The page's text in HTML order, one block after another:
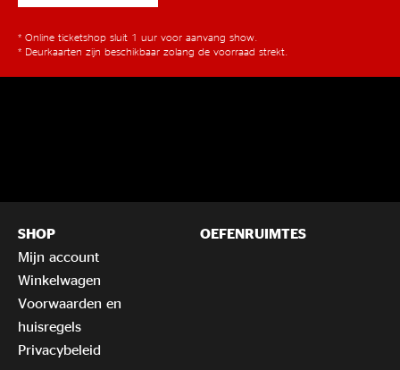
* Online ticketshop sluit 1 uur voor aanvang show.
* Deurkaarten zijn beschikbaar zolang de voorraad strekt.
SHOP
Mijn account
Winkelwagen
Voorwaarden en
huisregels
Privacybeleid
OEFENRUIMTES